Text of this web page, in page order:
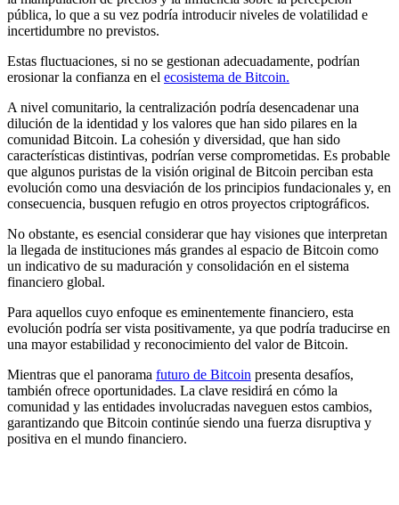
pública, lo que a su vez podría introducir niveles de volatilidad e
incertidumbre no previstos.
Estas fluctuaciones, si no se gestionan adecuadamente, podrían
erosionar la confianza en el ecosistema de Bitcoin.
A nivel comunitario, la centralización podría desencadenar una
dilución de la identidad y los valores que han sido pilares en la
comunidad Bitcoin. La cohesión y diversidad, que han sido
características distintivas, podrían verse comprometidas. Es probable
que algunos puristas de la visión original de Bitcoin perciban esta
evolución como una desviación de los principios fundacionales y, en
consecuencia, busquen refugio en otros proyectos criptográficos.
No obstante, es esencial considerar que hay visiones que interpretan
la llegada de instituciones más grandes al espacio de Bitcoin como
un indicativo de su maduración y consolidación en el sistema
financiero global.
Para aquellos cuyo enfoque es eminentemente financiero, esta
evolución podría ser vista positivamente, ya que podría traducirse en
una mayor estabilidad y reconocimiento del valor de Bitcoin.
Mientras que el panorama futuro de Bitcoin presenta desafíos,
también ofrece oportunidades. La clave residirá en cómo la
comunidad y las entidades involucradas naveguen estos cambios,
garantizando que Bitcoin continúe siendo una fuerza disruptiva y
positiva en el mundo financiero.